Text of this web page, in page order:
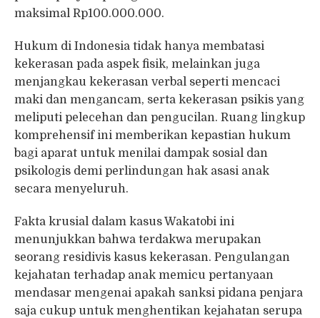
maksimal Rp100.000.000.
Hukum di Indonesia tidak hanya membatasi
kekerasan pada aspek fisik, melainkan juga
menjangkau kekerasan verbal seperti mencaci
maki dan mengancam, serta kekerasan psikis yang
meliputi pelecehan dan pengucilan. Ruang lingkup
komprehensif ini memberikan kepastian hukum
bagi aparat untuk menilai dampak sosial dan
psikologis demi perlindungan hak asasi anak
secara menyeluruh.
Fakta krusial dalam kasus Wakatobi ini
menunjukkan bahwa terdakwa merupakan
seorang residivis kasus kekerasan. Pengulangan
kejahatan terhadap anak memicu pertanyaan
mendasar mengenai apakah sanksi pidana penjara
saja cukup untuk menghentikan kejahatan serupa